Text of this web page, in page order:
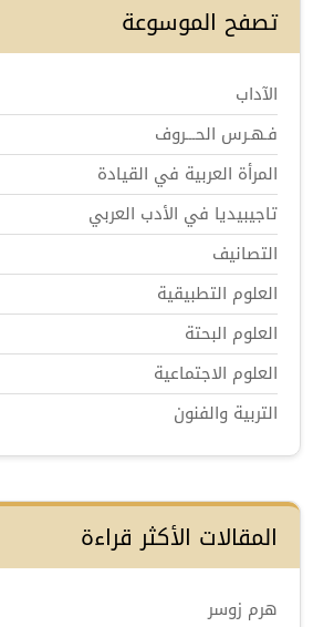
تصفح الموسوعة
الآداب
فـهـرس الحـــروف
المرأة العربية في القيادة
تاجيبيديا في الأدب العربي
التصانيف
العلوم التطبيقية
العلوم البحتة
العلوم الاجتماعية
التربية والفنون
المقالات الأكثر قراءة
هرم زوسر